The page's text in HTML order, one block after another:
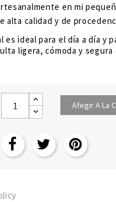
en mi
alta calidad y de
es ideal para el día a día y
ligera, cómoda y
Afegir A La